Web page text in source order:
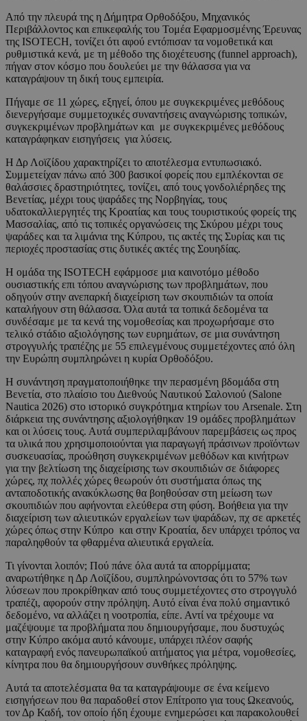
Από την πλευρά της η Δήμητρα Ορθοδόξου, Μηχανικός
Περιβάλλοντος και επικεφαλής του Τομέα Εφαρμοσμένης Έρευνας
της ISOTECH, τονίζει ότι αφού εντόπισαν τα νομοθετικά και
ρυθμιστικά κενά, με τη μέθοδο της διοχέτευσης (funnel approach),
πήγαν στον κόσμο που δουλεύει με την θάλασσα για να
καταγράψουν τη δική τους εμπειρία.
Πήγαμε σε 11 χώρες, εξηγεί, όπου με συγκεκριμένες μεθόδους
διενεργήσαμε συμμετοχικές συναντήσεις αναγνώρισης τοπικών,
συγκεκριμένων προβλημάτων και με συγκεκριμένες μεθόδους
καταγράφηκαν εισηγήσεις για λύσεις.
Η Δρ Λοϊζίδου χαρακτηρίζει το αποτέλεσμα εντυπωσιακό.
Συμμετείχαν πάνω από 300 βασικοί φορείς που εμπλέκονται σε
θαλάσσιες δραστηριότητες, τονίζει, από τους γονδολιέρηδες της
Βενετίας, μέχρι τους ψαράδες της Νορβηγίας, τους
υδατοκαλλιεργητές της Κροατίας και τους τουριστικούς φορείς της
Μασσαλίας, από τις τοπικές οργανώσεις της Σκύρου μέχρι τους
ψαράδες και τα λιμάνια της Κύπρου, τις ακτές της Συρίας και τις
περιοχές προστασίας στις δυτικές ακτές της Σουηδίας.
Η ομάδα της ISOTECH εφάρμοσε μια καινοτόμο μέθοδο
ουσιαστικής επι τόπου αναγνώρισης των προβλημάτων, που
οδηγούν στην ανεπαρκή διαχείριση των σκουπιδιών τα οποία
καταλήγουν στη θάλασσα. Όλα αυτά τα τοπικά δεδομένα τα
συνδέσαμε με τα κενά της νομοθεσίας και προχωρήσαμε στο
τελικό στάδιο αξιολόγησης των ευρημάτων, σε μια συνάντηση
στρογγυλής τραπέζης με 55 επιλεγμένους συμμετέχοντες από όλη
την Ευρώπη συμπληρώνει η κυρία Ορθοδόξου.
Η συνάντηση πραγματοποιήθηκε την περασμένη βδομάδα στη
Βενετία, στο πλαίσιο του Διεθνούς Ναυτικού Σαλονιού (Salone
Nautica 2026) στο ιστορικό συγκρότημα κτηρίων του Arsenale. Στη
διάρκεια της συνάντησης αξιολογήθηκαν 19 ομάδες προβλημάτων
και οι λύσεις τους. Αυτά συμπεριλαμβάνουν παρεμβάσεις ως προς
τα υλικά που χρησιμοποιούνται για παραγωγή πράσινων προϊόντων
συσκευασίας, προώθηση συγκεκριμένων μεθόδων και κινήτρων
για την βελτίωση της διαχείρισης των σκουπιδιών σε διάφορες
χώρες, πχ πολλές χώρες θεωρούν ότι συστήματα όπως της
ανταποδοτικής ανακύκλωσης θα βοηθούσαν στη μείωση των
σκουπιδιών που αφήνονται ελεύθερα στη φύση. Βοήθεια για την
διαχείριση των αλιευτικών εργαλείων των ψαράδων, πχ σε αρκετές
χώρες όπως στην Κύπρο και στην Κροατία, δεν υπάρχει τρόπος να
παραληφθούν τα φθαρμένα αλιευτικά εργαλεία.
Τι γίνονται λοιπόν; Πού πάνε όλα αυτά τα απορρίμματα;
αναρωτήθηκε η Δρ Λοϊζίδου, συμπληρώνοντσας ότι το 57% των
λύσεων που προκρίθηκαν από τους συμμετέχοντες στο στρογγυλό
τραπέζι, αφορούν στην πρόληψη. Αυτό είναι ένα πολύ σημαντικό
δεδομένο, να αλλάζει η νοοτροπία, είπε. Αντί να τρέχουμε να
μαζέψουμε τα προβλήματα που δημιουργήσαμε, που δυστυχώς
στην Κύπρο ακόμα αυτό κάνουμε, υπάρχει πλέον σαφής
καταγραφή ενός πανευρωπαϊκού αιτήματος για μέτρα, νομοθεσίες,
κίνητρα που θα δημιουργήσουν συνθήκες πρόληψης.
Αυτά τα αποτελέσματα θα τα καταγράψουμε σε ένα κείμενο
εισηγήσεων που θα παραδοθεί στον Επίτροπο για τους Ωκεανούς,
τον Δρ Καδή, τον οποίο ήδη έχουμε ενημερώσει και παρακολουθεί